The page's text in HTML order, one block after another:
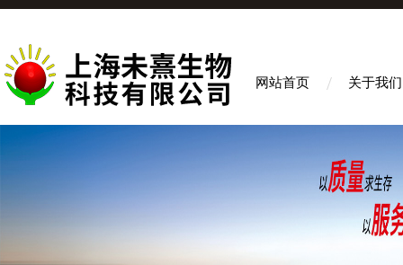
网站首页 关于我们